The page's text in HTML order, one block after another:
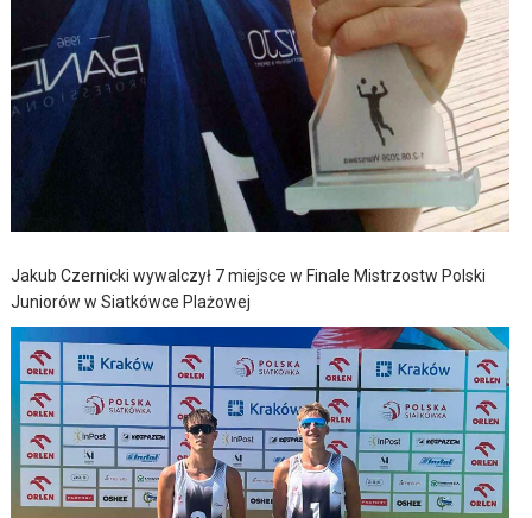
Jakub Czernicki wywalczył 7 miejsce w Finale Mistrzostw Polski
Juniorów w Siatkówce Plażowej